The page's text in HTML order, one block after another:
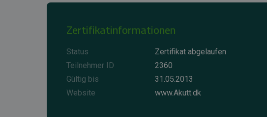
Zertifikatinformationen
Status
Zertifikat abgelaufen
Teilnehmer ID
2360
Gültig bis
31.05.2013
Website
www.Akutt.dk